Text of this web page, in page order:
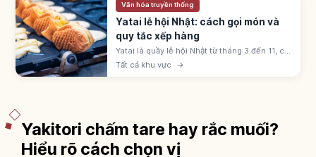
Văn hóa truyền thống
Yatai lễ hội Nhật: cách gọi món và
quy tắc xếp hàng
Yatai là quầy lễ hội Nhật từ tháng 3 đến 11, có
ringo-ame, yakisoba, takoyaki, kakigōri. Giá
300-500 yên; xếp hàng theo thứ tự và dịch
Tất cả khu vực →
Yakitori chấm tare hay rắc muối?
Hiểu rõ cách chọn vị